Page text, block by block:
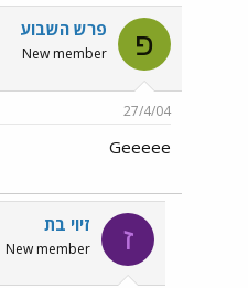
פ פרש השבוע
New member
27/4/04
Geeeee
ז זיוי בת
New member